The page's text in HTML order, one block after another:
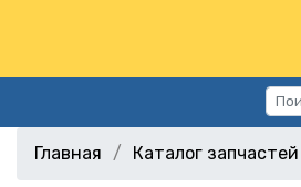
Главная Каталог запчастей